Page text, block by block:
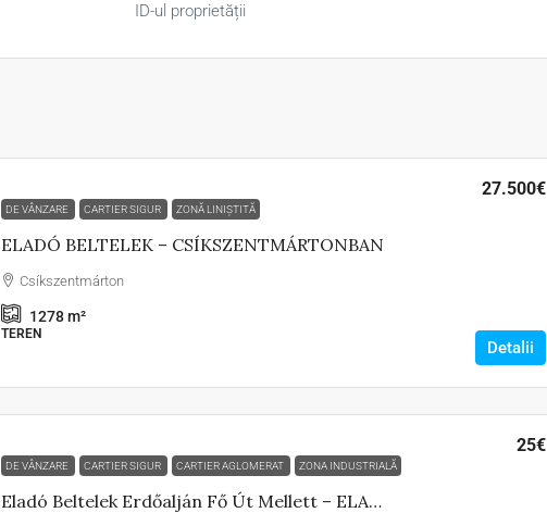
ID-ul proprietății
DE VÂNZARE CARTIER SIGUR ZONĂ LINIȘTITĂ
ELADÓ BELTELEK – CSÍKSZENTMÁRTONBAN
27.500€
Csíkszentmárton
1278m²
TEREN
Detalii
DE VÂNZARE CARTIER SIGUR CARTIER AGLOMERAT ZONA INDUSTRIALĂ
Eladó Beltelek Erdőalján Fő Út Mellett – ELADÓ
25€